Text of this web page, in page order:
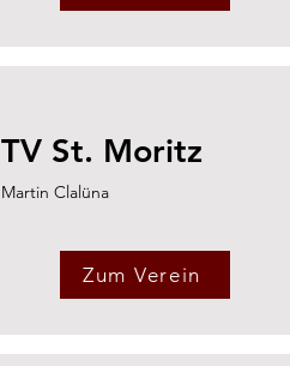
TV St. Moritz
Martin Clalüna
Zum Verein